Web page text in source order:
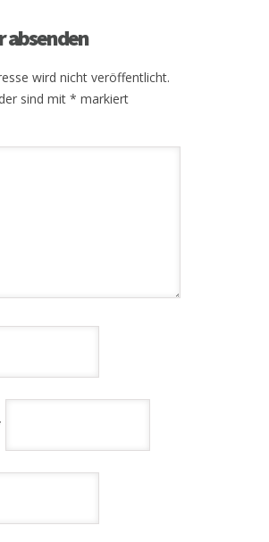
absenden
wird nicht veröffentlicht.
sind mit * markiert